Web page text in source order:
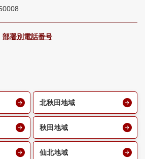
部署別電話番号
北秋田地域
秋田地域
仙北地域